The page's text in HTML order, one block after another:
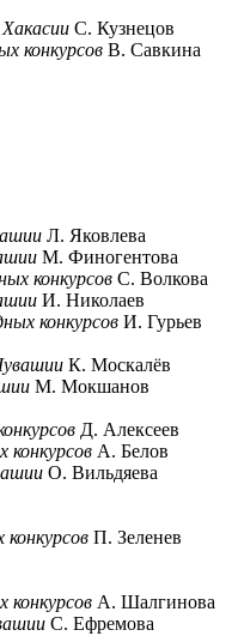
С. Кузнецов
конкурсов В. Савкина
Л. Яковлева
М. Финогентова
конкурсов С. Волкова
И. Николаев
конкурсов И. Гурьев
К. Москалёв
М. Мокшанов
Д. Алексеев
А. Белов
О. Вильдяева
П. Зеленев
А. Шалгинова
С. Ефремова